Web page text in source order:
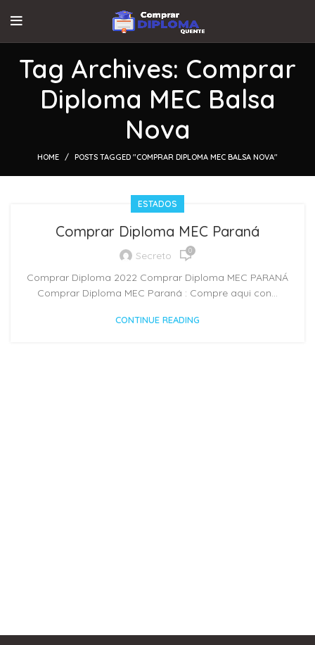
Tag Archives: Comprar
Diploma MEC Balsa
Nova
HOME POSTS TAGGED "COMPRAR DIPLOMA MEC BALSA NOVA"
ESTADOS
Comprar Diploma MEC Paraná
Secreto 0
Comprar Diploma 2022 Comprar Diploma MEC PARANÁ
Comprar Diploma MEC Paraná : Compre aqui con...
CONTINUE READING